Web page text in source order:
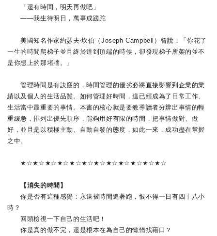
「還有時間，明天再做吧」
――我生待明日，萬事成蹉跎
美國知名作家約瑟夫‧坎伯（Joseph Campbell）曾說：「你花了
一生的時間爬梯子並且終於達到頂端的時候，卻發現梯子所架的並不
是你想上的那堵牆。」
管理時間是有訣竅的，時間管理的優劣必將直接影響到企業的業
績以及個人的生活品質。如何管理好時間，這已經成為了日常工作、
生活當中最重要的事情。本書的核心就是要教導讀者分辨出事情的輕
重緩急，排列出優先順序，能夠用好有限的時間，把事情做對、做
好，並且是以積極主動、自動自發的態度，如此一來，成功盡在掌握
之中。
★☆★☆★☆★☆★☆★☆★☆★☆★☆★☆★☆★☆
【消失的時間】
你是否有這種感覺：永遠被時間追著跑，恨不得一日有四十八小
時？
回頭檢視一下自己的生活吧！
你是真的做不完，還是根本在為自己的懶惰找藉口？